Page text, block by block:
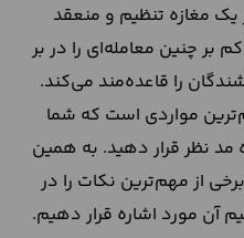
مغازه تنظیم و منعقد
بر چنین معامله‌ای را در بر
را قاعده‌مند می‌کند.
مواردی است که شما
مد نظر قرار دهید. به همین
از مهم‌ترین نکات را در
آن مورد اشاره قرار دهیم.